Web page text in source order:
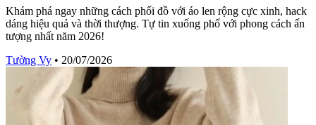
Khám phá ngay những cách phối đồ với áo len rộng cực xinh, hack
dáng hiệu quả và thời thượng. Tự tin xuống phố với phong cách ấn
tượng nhất năm 2026!
Tường Vy • 20/07/2026